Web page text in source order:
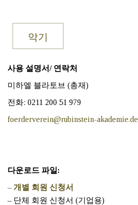
악기
사용 설명서/ 연락처
미하엘 블라토브 (총재)
전화: 0211 200 51 979
foerderverein@rubinstein-akademie.de
다운로드 파일:
– 개별 회원 신청서
– 단체 회원 신청서 (기업용)